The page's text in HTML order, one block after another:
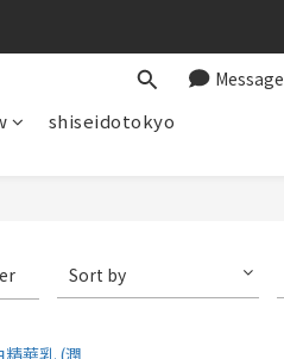
Message
shiseidotokyo
Sort by